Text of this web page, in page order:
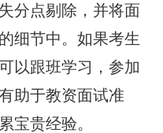
分点剔除，并将面
细节中。如果考生
以跟班学习，参加
助于教资面试准
宝贵经验。